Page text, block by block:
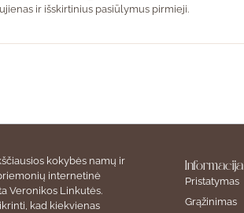
ir išskirtinius pasiūlymus pirmieji.
kokybės namų ir
internetinė
Veronikos Linkutės.
kad kiekvienas
Informacija
Pristatymas
Grąžinimas